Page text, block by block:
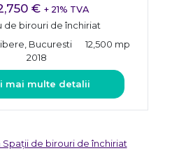
€ + 21% TVA
de birouri de închiriat
Bucuresti
12,500 mp
2018
mai multe detalii
Spații de birouri de închiriat